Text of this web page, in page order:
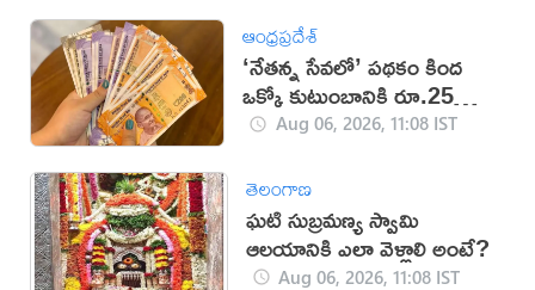
ఆంధ్రప్రదేశ్
‘నేతన్న సేవలో’ పథకం కింద
ఒక్కో కుటుంబానికి రూ.25
వేలు.. డేట్ ఫిక్స్!
Aug 06, 2026, 11:08 IST
తెలంగాణ
ఘటి సుబ్రమణ్య స్వామి
ఆలయానికి ఎలా వెళ్లాలి అంటే?
Aug 06, 2026, 11:08 IST